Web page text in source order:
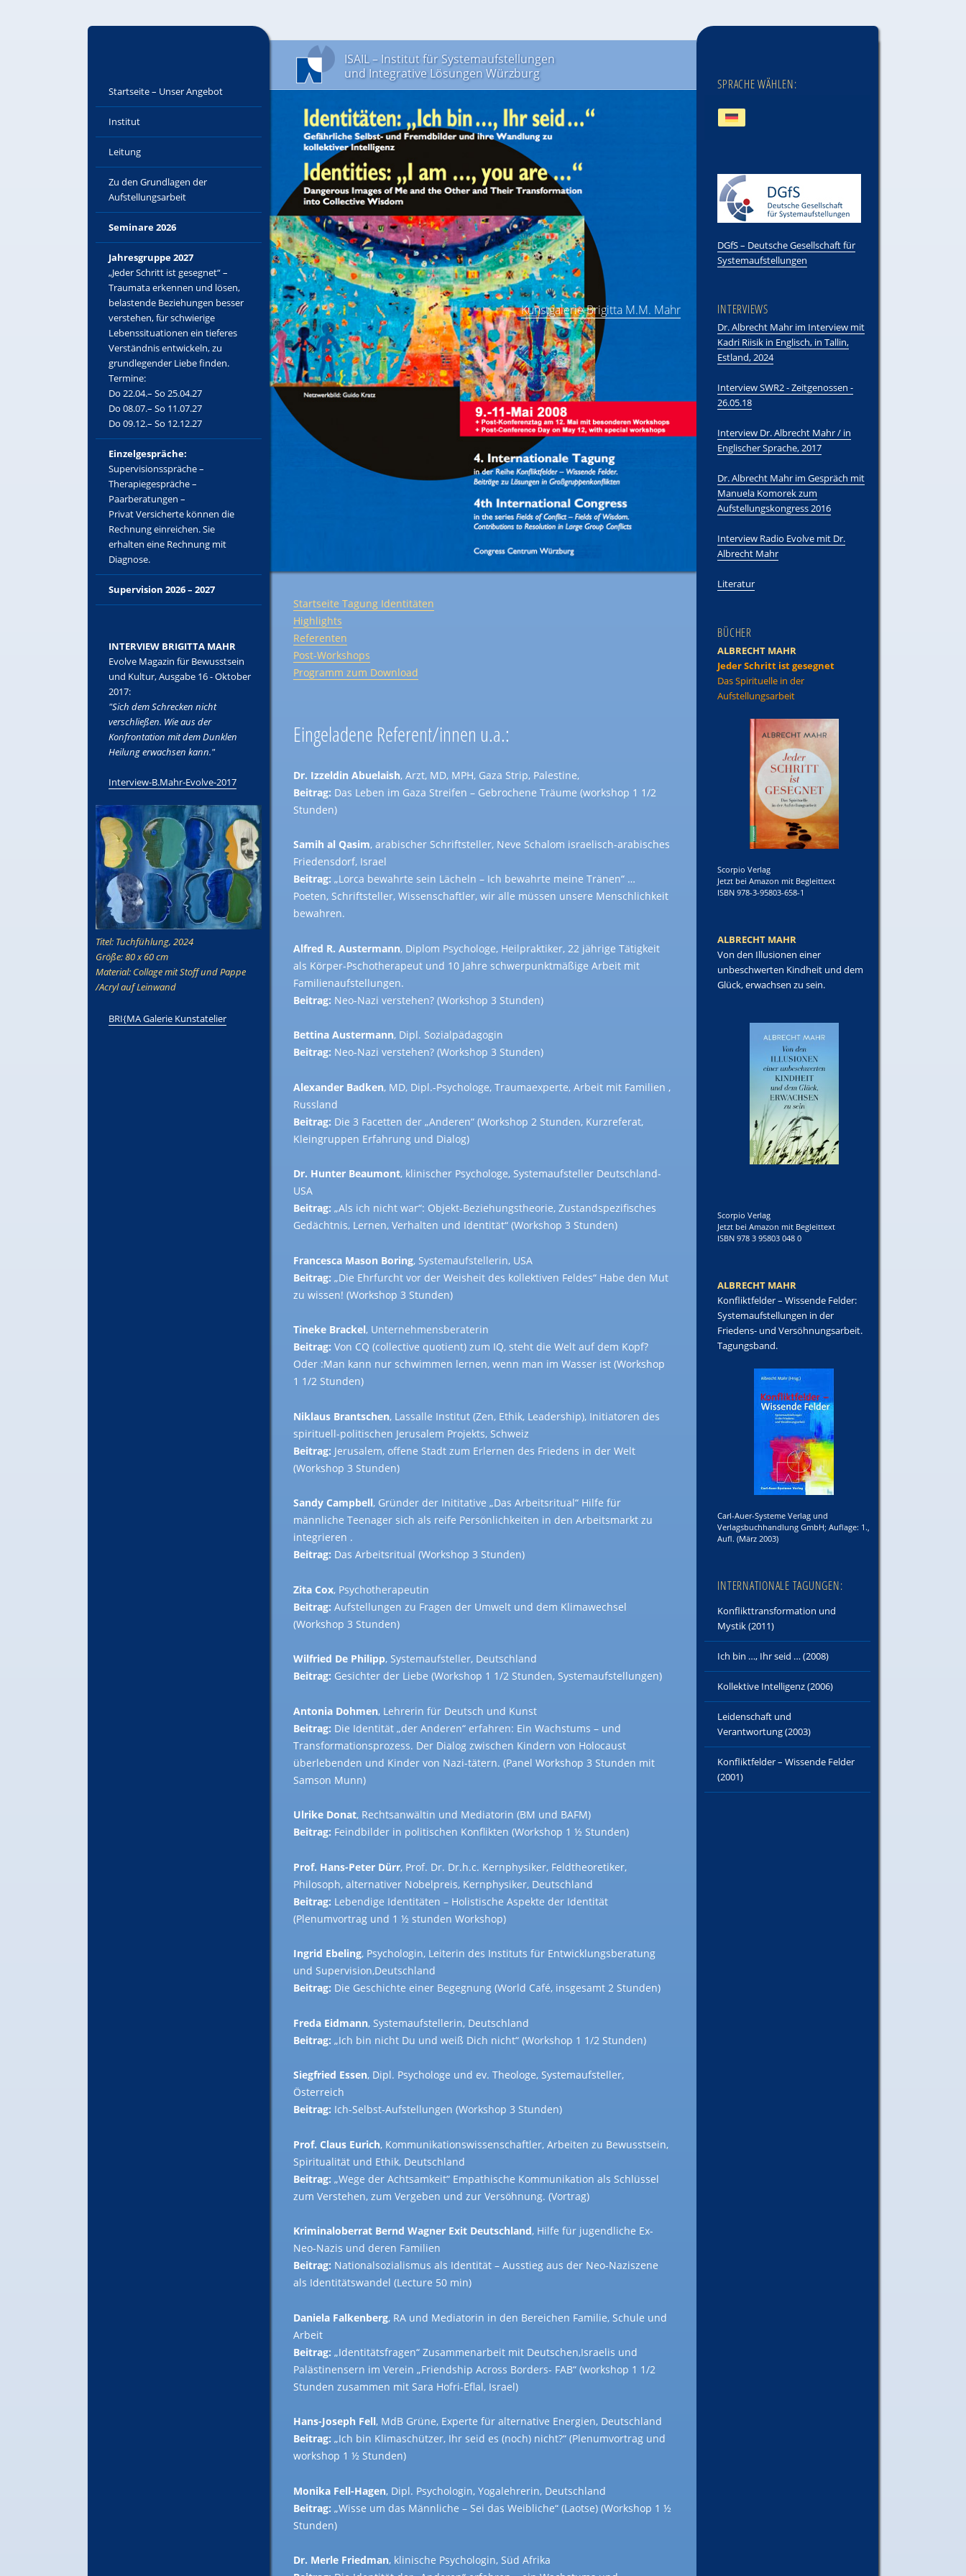
ISAIL – Institut für Systemaufstellungen
und Integrative Lösungen Würzburg
Startseite – Unser Angebot
Institut
Leitung
Zu den Grundlagen der
Aufstellungsarbeit
Seminare 2026
Jahresgruppe 2027
„Jeder Schritt ist gesegnet“ –
Traumata erkennen und lösen,
belastende Beziehungen besser
verstehen, für schwierige
Lebenssituationen ein tieferes
Verständnis entwickeln, zu
grundlegender Liebe finden.
Termine:
Do 22.04.– So 25.04.27
Do 08.07.– So 11.07.27
Do 09.12.– So 12.12.27
Einzelgespräche:
Supervisionsspräche –
Therapiegespräche –
Paarberatungen –
Privat Versicherte können die
Rechnung einreichen. Sie
erhalten eine Rechnung mit
Diagnose.
Supervision 2026 – 2027
INTERVIEW BRIGITTA MAHR
Evolve Magazin für Bewusstsein
und Kultur, Ausgabe 16 - Oktober
2017:
"Sich dem Schrecken nicht
verschließen. Wie aus der
Konfrontation mit dem Dunklen
Heilung erwachsen kann."
Interview-B.Mahr-Evolve-2017
Titel: Tuchfühlung, 2024
Größe: 80 x 60 cm
Material: Collage mit Stoff und Pappe
/Acryl auf Leinwand
BRI{MA Galerie Kunstatelier
SPRACHE WÄHLEN:
DGfS – Deutsche Gesellschaft für
Systemaufstellungen
INTERVIEWS
Dr. Albrecht Mahr im Interview mit
Kadri Riisik in Englisch, in Tallin,
Estland, 2024
Interview SWR2 - Zeitgenossen -
26.05.18
Interview Dr. Albrecht Mahr / in
Englischer Sprache, 2017
Dr. Albrecht Mahr im Gespräch mit
Manuela Komorek zum
Aufstellungskongress 2016
Interview Radio Evolve mit Dr.
Albrecht Mahr
Literatur
BÜCHER
ALBRECHT MAHR
Jeder Schritt ist gesegnet
Das Spirituelle in der
Aufstellungsarbeit
Scorpio Verlag
Jetzt bei Amazon mit Begleittext
ISBN 978-3-95803-658-1
ALBRECHT MAHR
Von den Illusionen einer
unbeschwerten Kindheit und dem
Glück, erwachsen zu sein.
Scorpio Verlag
Jetzt bei Amazon mit Begleittext
ISBN 978 3 95803 048 0
ALBRECHT MAHR
Konfliktfelder – Wissende Felder:
Systemaufstellungen in der
Friedens- und Versöhnungsarbeit.
Tagungsband.
Carl-Auer-Systeme Verlag und
Verlagsbuchhandlung GmbH; Auflage: 1.,
Aufl. (März 2003)
INTERNATIONALE TAGUNGEN:
Konflikttransformation und
Mystik (2011)
Ich bin …, Ihr seid … (2008)
Kollektive Intelligenz (2006)
Leidenschaft und
Verantwortung (2003)
Konfliktfelder – Wissende Felder
(2001)
Kunstgalerie Brigitta M.M. Mahr
Startseite Tagung Identitäten
Highlights
Referenten
Post-Workshops
Programm zum Download
Eingeladene Referent/innen u.a.:
Dr. Izzeldin Abuelaish, Arzt, MD, MPH, Gaza Strip, Palestine,
Beitrag: Das Leben im Gaza Streifen – Gebrochene Träume (workshop 1 1/2
Stunden)
Samih al Qasim, arabischer Schriftsteller, Neve Schalom israelisch-arabisches
Friedensdorf, Israel
Beitrag: „Lorca bewahrte sein Lächeln – Ich bewahrte meine Tränen“ …
Poeten, Schriftsteller, Wissenschaftler, wir alle müssen unsere Menschlichkeit
bewahren.
Alfred R. Austermann, Diplom Psychologe, Heilpraktiker, 22 jährige Tätigkeit
als Körper-Pschotherapeut und 10 Jahre schwerpunktmäßige Arbeit mit
Familienaufstellungen.
Beitrag: Neo-Nazi verstehen? (Workshop 3 Stunden)
Bettina Austermann, Dipl. Sozialpädagogin
Beitrag: Neo-Nazi verstehen? (Workshop 3 Stunden)
Alexander Badken, MD, Dipl.-Psychologe, Traumaexperte, Arbeit mit Familien ,
Russland
Beitrag: Die 3 Facetten der „Anderen“ (Workshop 2 Stunden, Kurzreferat,
Kleingruppen Erfahrung und Dialog)
Dr. Hunter Beaumont, klinischer Psychologe, Systemaufsteller Deutschland-
USA
Beitrag: „Als ich nicht war“: Objekt-Beziehungstheorie, Zustandspezifisches
Gedächtnis, Lernen, Verhalten und Identität“ (Workshop 3 Stunden)
Francesca Mason Boring, Systemaufstellerin, USA
Beitrag: „Die Ehrfurcht vor der Weisheit des kollektiven Feldes“ Habe den Mut
zu wissen! (Workshop 3 Stunden)
Tineke Brackel, Unternehmensberaterin
Beitrag: Von CQ (collective quotient) zum IQ, steht die Welt auf dem Kopf?
Oder :Man kann nur schwimmen lernen, wenn man im Wasser ist (Workshop
1 1/2 Stunden)
Niklaus Brantschen, Lassalle Institut (Zen, Ethik, Leadership), Initiatoren des
spirituell-politischen Jerusalem Projekts, Schweiz
Beitrag: Jerusalem, offene Stadt zum Erlernen des Friedens in der Welt
(Workshop 3 Stunden)
Sandy Campbell, Gründer der Inititative „Das Arbeitsritual“ Hilfe für
männliche Teenager sich als reife Persönlichkeiten in den Arbeitsmarkt zu
integrieren .
Beitrag: Das Arbeitsritual (Workshop 3 Stunden)
Zita Cox, Psychotherapeutin
Beitrag: Aufstellungen zu Fragen der Umwelt und dem Klimawechsel
(Workshop 3 Stunden)
Wilfried De Philipp, Systemaufsteller, Deutschland
Beitrag: Gesichter der Liebe (Workshop 1 1/2 Stunden, Systemaufstellungen)
Antonia Dohmen, Lehrerin für Deutsch und Kunst
Beitrag: Die Identität „der Anderen“ erfahren: Ein Wachstums – und
Transformationsprozess. Der Dialog zwischen Kindern von Holocaust
überlebenden und Kinder von Nazi-tätern. (Panel Workshop 3 Stunden mit
Samson Munn)
Ulrike Donat, Rechtsanwältin und Mediatorin (BM und BAFM)
Beitrag: Feindbilder in politischen Konflikten (Workshop 1 ½ Stunden)
Prof. Hans-Peter Dürr, Prof. Dr. Dr.h.c. Kernphysiker, Feldtheoretiker,
Philosoph, alternativer Nobelpreis, Kernphysiker, Deutschland
Beitrag: Lebendige Identitäten – Holistische Aspekte der Identität
(Plenumvortrag und 1 ½ stunden Workshop)
Ingrid Ebeling, Psychologin, Leiterin des Instituts für Entwicklungsberatung
und Supervision,Deutschland
Beitrag: Die Geschichte einer Begegnung (World Café, insgesamt 2 Stunden)
Freda Eidmann, Systemaufstellerin, Deutschland
Beitrag: „Ich bin nicht Du und weiß Dich nicht“ (Workshop 1 1/2 Stunden)
Siegfried Essen, Dipl. Psychologe und ev. Theologe, Systemaufsteller,
Österreich
Beitrag: Ich-Selbst-Aufstellungen (Workshop 3 Stunden)
Prof. Claus Eurich, Kommunikationswissenschaftler, Arbeiten zu Bewusstsein,
Spiritualität und Ethik, Deutschland
Beitrag: „Wege der Achtsamkeit“ Empathische Kommunikation als Schlüssel
zum Verstehen, zum Vergeben und zur Versöhnung. (Vortrag)
Kriminaloberrat Bernd Wagner Exit Deutschland, Hilfe für jugendliche Ex-
Neo-Nazis und deren Familien
Beitrag: Nationalsozialismus als Identität – Ausstieg aus der Neo-Naziszene
als Identitätswandel (Lecture 50 min)
Daniela Falkenberg, RA und Mediatorin in den Bereichen Familie, Schule und
Arbeit
Beitrag: „Identitätsfragen“ Zusammenarbeit mit Deutschen,Israelis und
Palästinensern im Verein „Friendship Across Borders- FAB“ (workshop 1 1/2
Stunden zusammen mit Sara Hofri-Eflal, Israel)
Hans-Joseph Fell, MdB Grüne, Experte für alternative Energien, Deutschland
Beitrag: „Ich bin Klimaschützer, Ihr seid es (noch) nicht?“ (Plenumvortrag und
workshop 1 ½ Stunden)
Monika Fell-Hagen, Dipl. Psychologin, Yogalehrerin, Deutschland
Beitrag: „Wisse um das Männliche – Sei das Weibliche“ (Laotse) (Workshop 1 ½
Stunden)
Dr. Merle Friedman, klinische Psychologin, Süd Afrika